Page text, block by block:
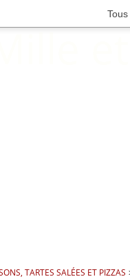
TARTES SALÉES ET PIZZAS